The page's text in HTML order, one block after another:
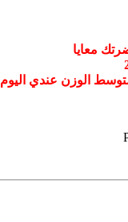
معايا
عندي اليوم 1.110 كيلو